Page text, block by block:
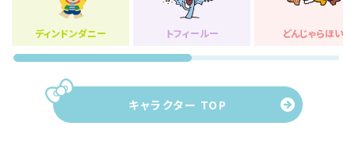
ディンドンダニー トフィールー どんじゃらほい
キャラクター TOP